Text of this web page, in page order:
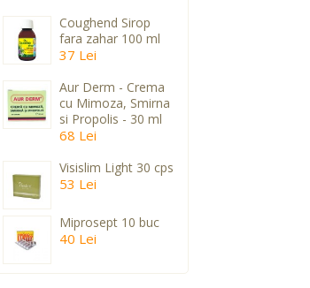
Coughend Sirop
fara zahar 100 ml
37 Lei
Aur Derm - Crema
cu Mimoza, Smirna
si Propolis - 30 ml
68 Lei
Visislim Light 30 cps
53 Lei
Miprosept 10 buc
40 Lei